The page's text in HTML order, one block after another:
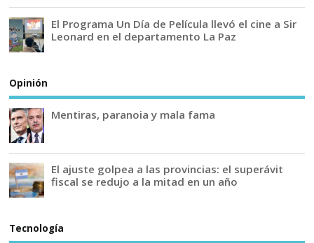
El Programa Un Día de Película llevó el cine a Sir
Leonard en el departamento La Paz
Opinión
Mentiras, paranoia y mala fama
El ajuste golpea a las provincias: el superávit
fiscal se redujo a la mitad en un año
Tecnología